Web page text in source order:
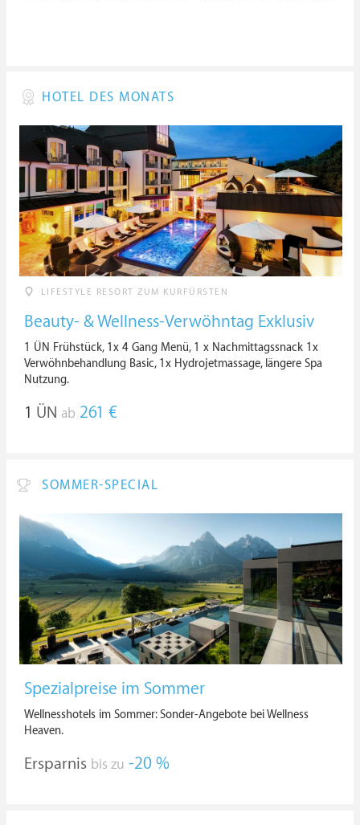
HOTEL DES MONATS
LIFESTYLE RESORT ZUM KURFÜRSTEN
Beauty- & Wellness-Verwöhntag Exklusiv
1 ÜN Frühstück, 1x 4 Gang Menü, 1 x Nachmittagssnack 1x
Verwöhnbehandlung Basic, 1x Hydrojetmassage, längere Spa
Nutzung.
1 ÜN ab 261 €
SOMMER-SPECIAL
Spezialpreise im Sommer
Wellnesshotels im Sommer: Sonder-Angebote bei Wellness
Heaven.
Ersparnis bis zu -20 %